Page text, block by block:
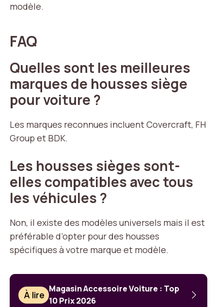
modèle.
FAQ
Quelles sont les meilleures
marques de housses siège
pour voiture ?
Les marques reconnues incluent Covercraft, FH
Group et BDK.
Les housses sièges sont-
elles compatibles avec tous
les véhicules ?
Non, il existe des modèles universels mais il est
préférable d’opter pour des housses
spécifiques à votre marque et modèle.
À lire
Magasin Accessoire Voiture : Top
10 Prix 2026